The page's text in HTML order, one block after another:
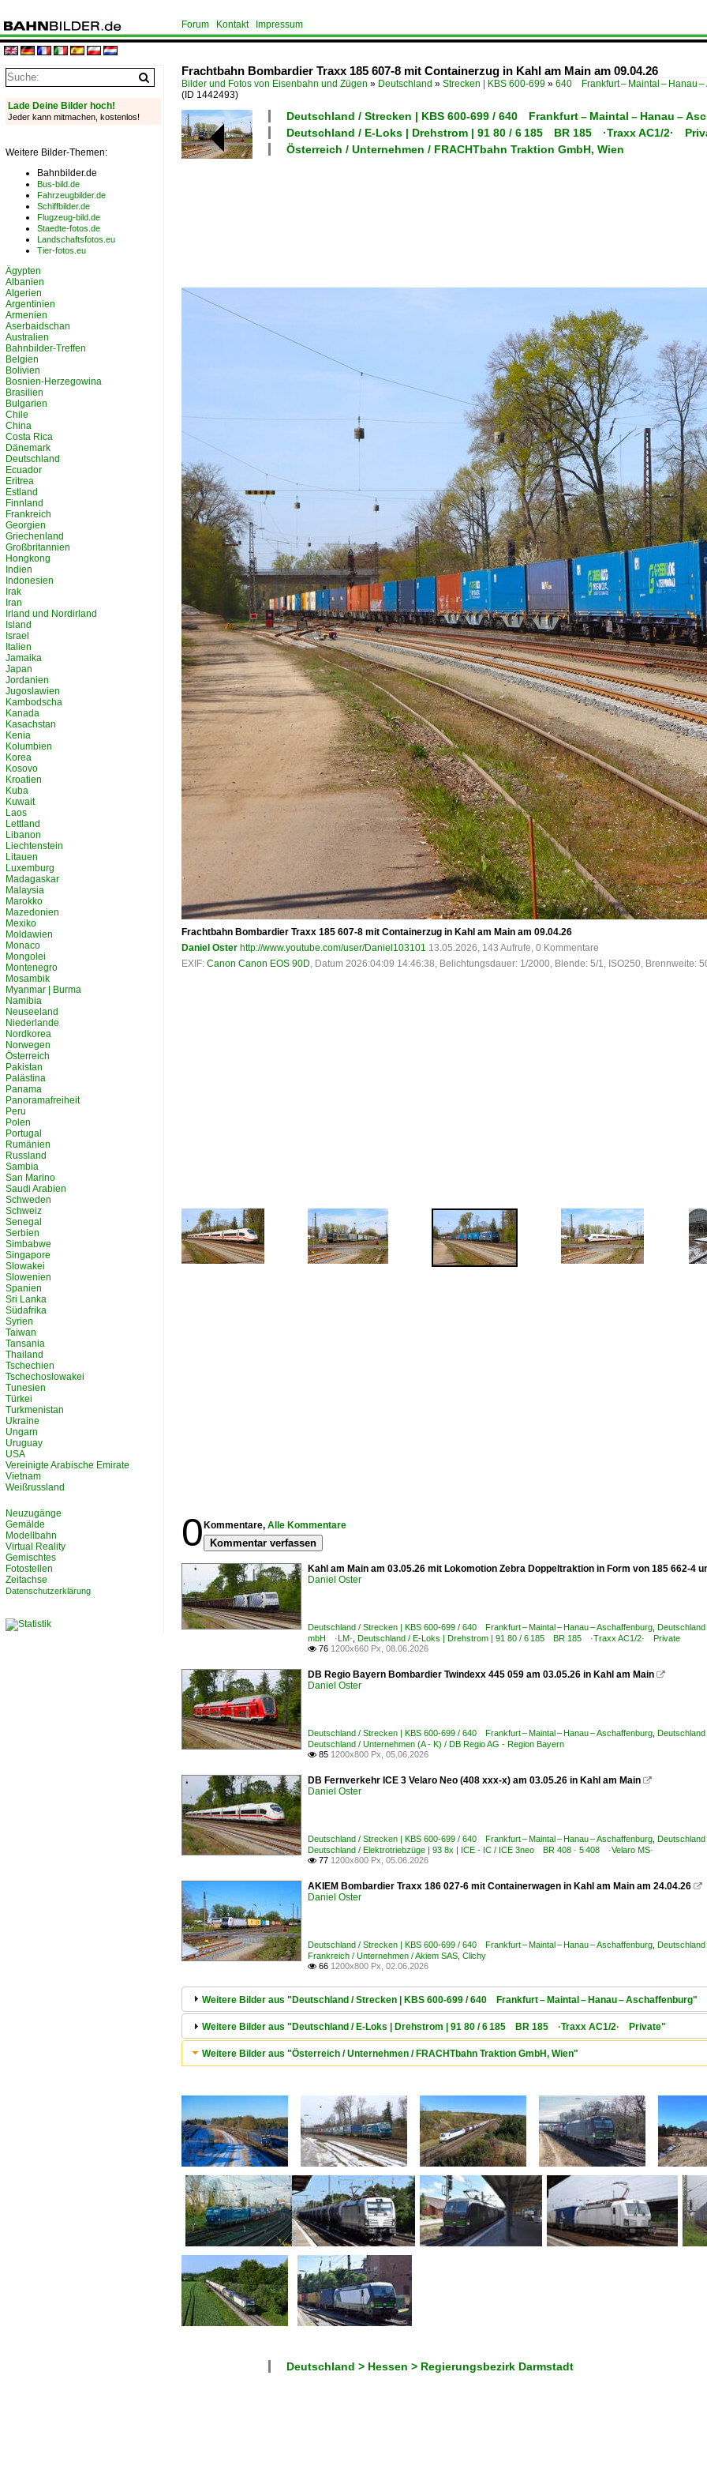
Forum Kontakt Impressum
Frachtbahn Bombardier Traxx 185 607-8 mit Containerzug in Kahl am Main am 09.04.26
Bilder und Fotos von Eisenbahn und Zügen » Deutschland » Strecken | KBS 600-699 » 640 Frankfurt – Maintal – Hanau –
(ID 1442493)
Deutschland / Strecken | KBS 600-699 / 640 Frankfurt – Maintal – Hanau –
Deutschland / E-Loks | Drehstrom | 91 80 / 6 185 BR 185 ·Traxx AC1/2·
Österreich / Unternehmen / FRACHTbahn Traktion GmbH, Wien
Frachtbahn Bombardier Traxx 185 607-8 mit Containerzug in Kahl am Main am 09.04.26
Daniel Oster http://www.youtube.com/user/Daniel103101 13.05.2026, 143 Aufrufe, 0 Kommentare
EXIF: Canon Canon EOS 90D, Datum 2026:04:09 14:46:38, Belichtungsdauer: 1/2000, Blende: 5/1, ISO250, Brennweite:
0 Kommentare, Alle Kommentare
Kommentar verfassen
Kahl am Main am 03.05.26 mit Lokomotion Zebra Doppeltraktion in Form von 185 662-4
Daniel Oster
Deutschland / Strecken | KBS 600-699 / 640 Frankfurt – Maintal – Hanau – Aschaffenburg
mbH ·LM· Deutschland / E-Loks | Drehstrom | 91 80 / 6 185 BR 185 ·Traxx AC1/2· Private
 76 1200x660 Px, 08.06.2026
DB Regio Bayern Bombardier Twindexx 445 059 am 03.05.26 in Kahl am Main 
Daniel Oster
Deutschland / Strecken | KBS 600-699 / 640 Frankfurt – Maintal – Hanau – Aschaffenburg
Deutschland / Unternehmen (A - K) / DB Regio AG - Region Bayern
 85 1200x800 Px, 05.06.2026
DB Fernverkehr ICE 3 Velaro Neo (408 xxx-x) am 03.05.26 in Kahl am Main 
Daniel Oster
Deutschland / Strecken | KBS 600-699 / 640 Frankfurt – Maintal – Hanau – Aschaffenburg
Deutschland / Elektrotriebzüge | 93 8x | ICE - IC / ICE 3neo BR 408 · 5 408 ·Velaro MS·
 77 1200x800 Px, 05.06.2026
AKIEM Bombardier Traxx 186 027-6 mit Containerwagen in Kahl am Main am 24.04.26 
Daniel Oster
Deutschland / Strecken | KBS 600-699 / 640 Frankfurt – Maintal – Hanau – Aschaffenburg
Frankreich / Unternehmen / Akiem SAS, Clichy
 66 1200x800 Px, 02.06.2026
Weitere Bilder aus "Deutschland / Strecken | KBS 600-699 / 640 Frankfurt – Maintal – Hanau – Aschaffenburg"
Weitere Bilder aus "Deutschland / E-Loks | Drehstrom | 91 80 / 6 185 BR 185 ·Traxx AC1/2· Private"
Weitere Bilder aus "Österreich / Unternehmen / FRACHTbahn Traktion GmbH, Wien"
Deutschland > Hessen > Regierungsbezirk Darmstadt
Lade Deine Bilder hoch!
Jeder kann mitmachen, kostenlos!
Weitere Bilder-Themen:
Bahnbilder.de
Bus-bild.de
Fahrzeugbilder.de
Schiffbilder.de
Flugzeug-bild.de
Staedte-fotos.de
Landschaftsfotos.eu
Tier-fotos.eu
Ägypten
Albanien
Algerien
Argentinien
Armenien
Aserbaidschan
Australien
Bahnbilder-Treffen
Belgien
Bolivien
Bosnien-Herzegowina
Brasilien
Bulgarien
Chile
China
Costa Rica
Dänemark
Deutschland
Ecuador
Eritrea
Estland
Finnland
Frankreich
Georgien
Griechenland
Großbritannien
Hongkong
Indien
Indonesien
Irak
Iran
Irland und Nordirland
Island
Israel
Italien
Jamaika
Japan
Jordanien
Jugoslawien
Kambodscha
Kanada
Kasachstan
Kenia
Kolumbien
Korea
Kosovo
Kroatien
Kuba
Kuwait
Laos
Lettland
Libanon
Liechtenstein
Litauen
Luxemburg
Madagaskar
Malaysia
Marokko
Mazedonien
Mexiko
Moldawien
Monaco
Mongolei
Montenegro
Mosambik
Myanmar | Burma
Namibia
Neuseeland
Niederlande
Nordkorea
Norwegen
Österreich
Pakistan
Palästina
Panama
Panoramafreiheit
Peru
Polen
Portugal
Rumänien
Russland
Sambia
San Marino
Saudi Arabien
Schweden
Schweiz
Senegal
Serbien
Simbabwe
Singapore
Slowakei
Slowenien
Spanien
Sri Lanka
Südafrika
Syrien
Taiwan
Tansania
Thailand
Tschechien
Tschechoslowakei
Tunesien
Türkei
Turkmenistan
Ukraine
Ungarn
Uruguay
USA
Vereinigte Arabische Emirate
Vietnam
Weißrussland
Neuzugänge
Gemälde
Modellbahn
Virtual Reality
Gemischtes
Fotostellen
Zeitachse
Datenschutzerklärung